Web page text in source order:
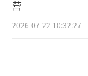
营
2026-07-22 10:32:27